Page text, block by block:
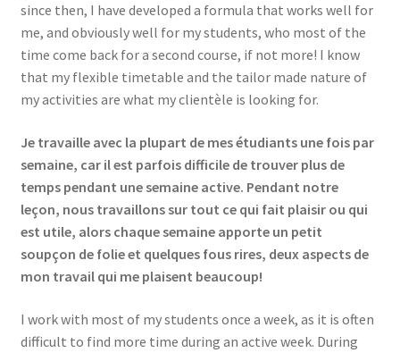
since then, I have developed a formula that works well for
me, and obviously well for my students, who most of the
time come back for a second course, if not more! I know
that my flexible timetable and the tailor made nature of
my activities are what my clientèle is looking for.
Je travaille avec la plupart de mes étudiants une fois par
semaine, car il est parfois difficile de trouver plus de
temps pendant une semaine active. Pendant notre
leçon, nous travaillons sur tout ce qui fait plaisir ou qui
est utile, alors chaque semaine apporte un petit
soupçon de folie et quelques fous rires, deux aspects de
mon travail qui me plaisent beaucoup!
I work with most of my students once a week, as it is often
difficult to find more time during an active week. During